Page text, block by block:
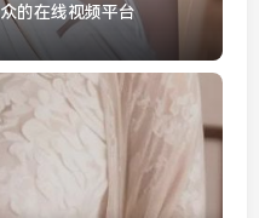
的在线视频平台